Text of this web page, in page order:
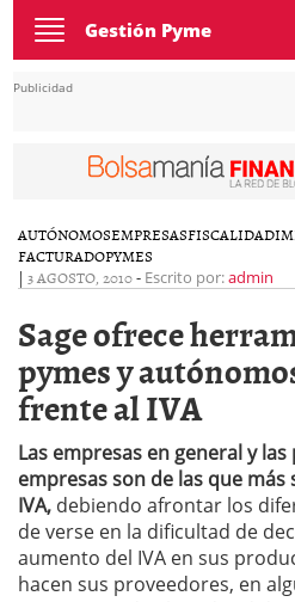
Toggle
navigation
Gestión Pyme
Publicidad
AUTÓNOMOSEMPRESASFISCALIDAD
FACTURADOPYMES
| 3 AGOSTO, 2010- Escrito por:admin
Sage ofrece
pymes y
frente al IVA
Las empresas en general y
empresas son de las que
IVA, debiendo afrontar los
de verse en la dificultad de
aumento del IVA en sus
hacen sus proveedores, en